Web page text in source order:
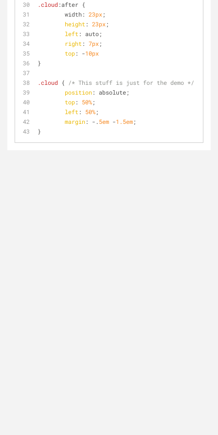
.cloud:after {
	width:
23px;
height : 23px;
left : auto;
right : 7px;
top: -10px
}
.cloud {
/* This stuff is just for the demo */
position: absolute;
top: 50%;
left : 50%;
margin: -.5em -1.5em;
}